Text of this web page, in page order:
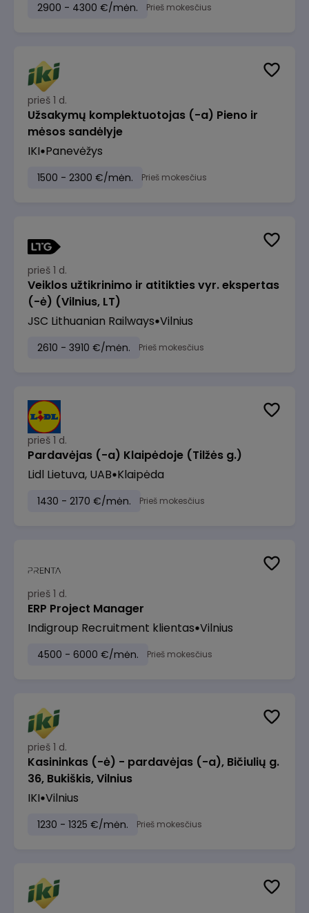
2900 - 4300 €/mėn. Prieš mokesčius
prieš 1 d.
Užsakymų komplektuotojas (-a) Pieno ir
mėsos sandėlyje
IKI Panevėžys
1500 - 2300 €/mėn. Prieš mokesčius
prieš 1 d.
Veiklos užtikrinimo ir atitikties vyr. ekspertas
(-ė) (Vilnius, LT)
JSC Lithuanian Railways Vilnius
2610 - 3910 €/mėn. Prieš mokesčius
prieš 1 d.
Pardavėjas (-a) Klaipėdoje (Tilžės g.)
Lidl Lietuva, UAB Klaipėda
1430 - 2170 €/mėn. Prieš mokesčius
prieš 1 d.
ERP Project Manager
Indigroup Recruitment klientas Vilnius
4500 - 6000 €/mėn. Prieš mokesčius
prieš 1 d.
Kasininkas (-ė) - pardavėjas (-a), Bičiulių g.
36, Bukiškis, Vilnius
IKI Vilnius
1230 - 1325 €/mėn. Prieš mokesčius